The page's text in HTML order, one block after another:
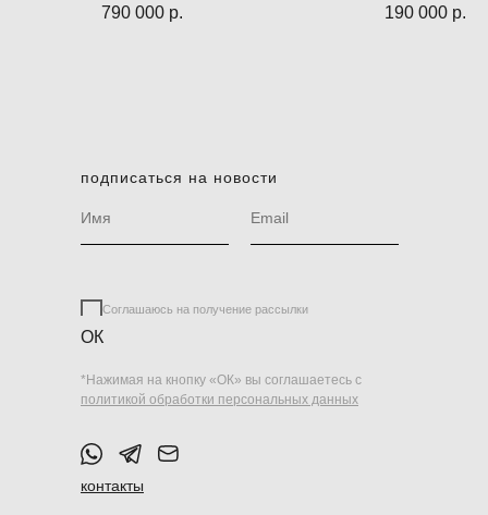
790 000 р. 190 000 р.
подписаться на новости
Соглашаюсь на получение рассылки
ОК
контакты
*Нажимая на кнопку «ОК» вы соглашаетесь с
политикой обработки персональных данных